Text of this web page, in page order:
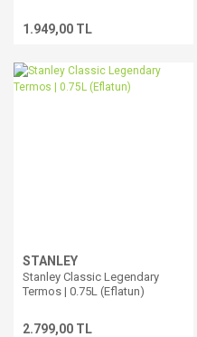
1.949,00 TL
STANLEY
Stanley Classic Legendary
Termos | 0.75L (Eflatun)
2.799,00 TL